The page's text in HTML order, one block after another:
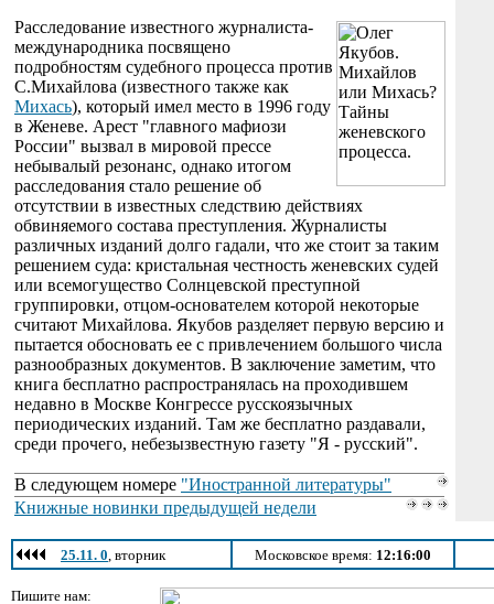
Расследование известного журналиста-
международника посвящено
подробностям судебного процесса против
С.Михайлова (известного также как
Михась), который имел место в 1996 году
в Женеве. Арест "главного мафиози
России" вызвал в мировой прессе
небывалый резонанс, однако итогом
расследования стало решение об
отсутствии в известных следствию действиях
обвиняемого состава преступления. Журналисты
различных изданий долго гадали, что же стоит за таким
решением суда: кристальная честность женевских судей
или всемогущество Солнцевской преступной
группировки, отцом-основателем которой некоторые
считают Михайлова. Якубов разделяет первую версию и
пытается обосновать ее с привлечением большого числа
разнообразных документов. В заключение заметим, что
книга бесплатно распространялась на проходившем
недавно в Москве Конгрессе русскоязычных
периодических изданий. Там же бесплатно раздавали,
среди прочего, небезызвестную газету "Я - русский".
В следующем номере "Иностранной литературы"
Книжные новинки предыдущей недели
25.11. 0, вторник Московское время: 12:16:00
Пишите нам: